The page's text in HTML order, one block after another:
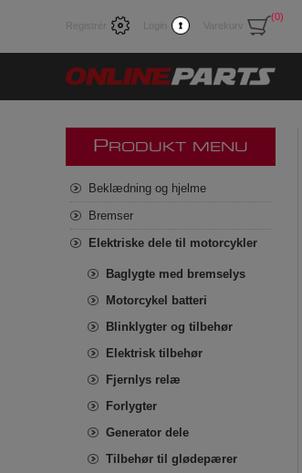
Registrér Login Varekurv
(0)
P RODUKT MENU
Beklædning og hjelme
Bremser
Elektriske dele til motorcykler
Baglygte med bremselys
Motorcykel batteri
Blinklygter og tilbehør
Elektrisk tilbehør
Fjernlys relæ
Forlygter
Generator dele
Tilbehør til glødepærer